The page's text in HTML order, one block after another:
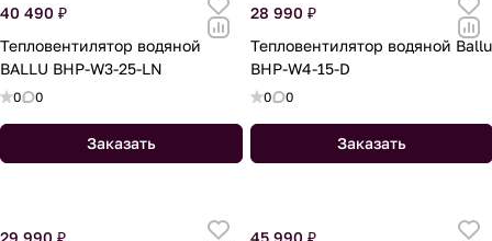
40 490 ₽
Тепловентилятор водяной
BALLU BHP-W3-25-LN
0 0
Заказать
28 990 ₽
Тепловентилятор водяной Ballu
BHP-W4-15-D
0 0
Заказать
29 990 ₽
45 990 ₽